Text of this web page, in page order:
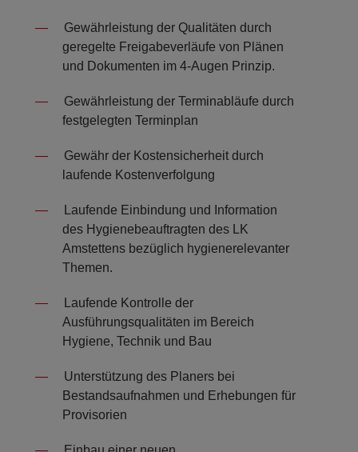
Gewährleistung der Qualitäten durch
geregelte Freigabeverläufe von Plänen
und Dokumenten im 4-Augen Prinzip.
Gewährleistung der Terminabläufe durch
festgelegten Terminplan
Gewähr der Kostensicherheit durch
laufende Kostenverfolgung
Laufende Einbindung und Information
des Hygienebeauftragten des LK
Amstettens bezüglich hygienerelevanter
Themen.
Laufende Kontrolle der
Ausführungsqualitäten im Bereich
Hygiene, Technik und Bau
Unterstützung des Planers bei
Bestandsaufnahmen und Erhebungen für
Provisorien